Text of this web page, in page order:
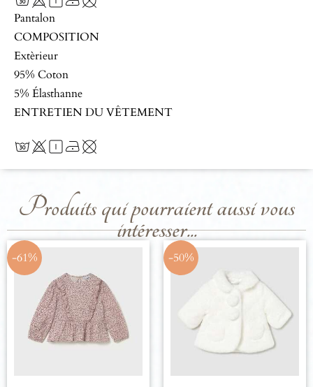
Pantalon
COMPOSITION
Extèrieur
95% Coton
5% Élasthanne
ENTRETIEN DU VÊTEMENT
Produits qui pourraient aussi vous
intéresser...
-61% -50%